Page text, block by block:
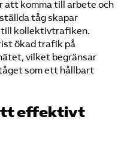
att komma till arbete och
tåg skapar
kollektivtrafiken.
ökad trafik på
vilket begränsar
som ett hållbart
effektivt